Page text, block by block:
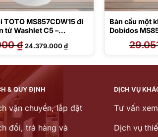
TOTO MS857CDW15 đi
tử Washlet C5 –
₫ Giá
gốc
là:
24.379.000₫Giá
hiện
tại
24.379.000 ₫.
Bàn cầu một
Dobidos
& QUY ĐỊNH
vận chuyển, lắp đặt
đổi, trả hàng và
DỊCH VỤ
Tư vấn
Dịch vụ